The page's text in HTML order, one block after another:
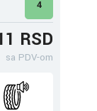
4
RSD
sa PDV-om